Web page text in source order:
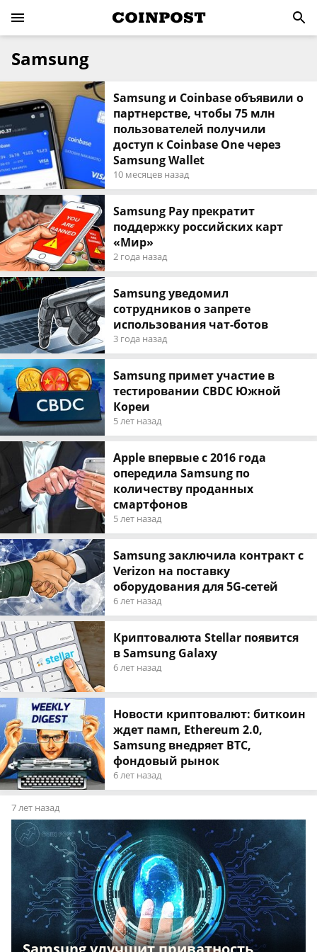
Samsung
Samsung и Coinbase объявили о
партнерстве, чтобы 75 млн
пользователей получили
доступ к Coinbase One через
Samsung Wallet
10 месяцев назад
Samsung Pay прекратит
поддержку российских карт
«Мир»
2 года назад
Samsung уведомил
сотрудников о запрете
использования чат-ботов
3 года назад
Samsung примет участие в
тестировании CBDC Южной
Кореи
5 лет назад
Apple впервые с 2016 года
опередила Samsung по
количеству проданных
смартфонов
5 лет назад
Samsung заключила контракт с
Verizon на поставку
оборудования для 5G-сетей
6 лет назад
Криптовалюта Stellar появится
в Samsung Galaxy
6 лет назад
Новости криптовалют: биткоин
ждет памп, Ethereum 2.0,
Samsung внедряет BTC,
фондовый рынок
6 лет назад
7 лет назад